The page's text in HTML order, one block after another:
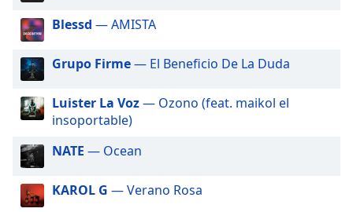
window.
Beginning
dialog
window.
cancel
and
close
Blessd — AMISTA
Grupo Firme— El Beneficio De La Duda
Luister La Voz— Ozono (feat. maikol el
insoportable)
NATE — Ocean
KAROL G — Verano Rosa